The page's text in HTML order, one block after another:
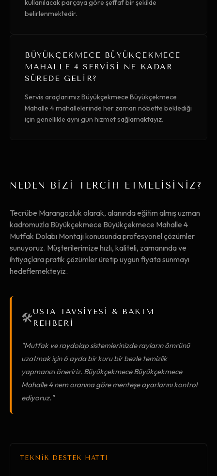
kullanılacak parçaya göre şeffaf bir şekilde
belirlenmektedir.
BÜYÜKÇEKMECE BÜYÜKÇEKMECE
MAHALLE 4 SERVISI NE KADAR
SÜREDE GELIR?
Servis araçlarımız Büyükçekmece Büyükçekmece
Mahalle 4 mahallelerinde her zaman nöbette beklediği
için genellikle aynı gün hizmet sağlamaktayız.
NEDEN BİZİ TERCİH ETMELİSİNİZ?
Tecrübe Marangozluk olarak, alanında eğitim almış uzman
kadromuzla Büyükçekmece Büyükçekmece Mahalle 4
Mutfak Dolabı Montajı konusunda profesyonel çözümler
sunuyoruz. Müşterilerimize hızlı, kaliteli, zamanında ve
ihtiyaçlara pratik çözümler üretip uygun fiyata sunmayı
hedeflemekteyiz.
🛠️USTA TAVSİYESİ & BAKIM
REHBERİ
"Mutfak ve raydolap sistemlerinizde rayların ömrünü
uzatmak için 6 ayda bir kuru bir bezle temizlik
yapmanızı öneririz. Büyükçekmece Büyükçekmece
Mahalle 4 nem oranına göre menteşe ayarlarını kontrol
ediyoruz."
TEKNİK DESTEK HATTI